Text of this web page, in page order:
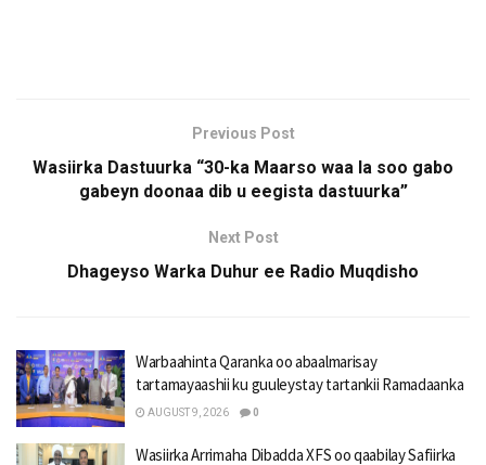
Previous Post
Wasiirka Dastuurka “30-ka Maarso waa la soo gabo
gabeyn doonaa dib u eegista dastuurka”
Next Post
Dhageyso Warka Duhur ee Radio Muqdisho
Warbaahinta Qaranka oo abaalmarisay
tartamayaashii ku guuleystay tartankii Ramadaanka
AUGUST 9, 2026 0
Wasiirka Arrimaha Dibadda XFS oo qaabilay Safiirka